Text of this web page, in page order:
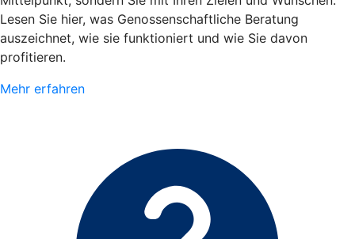
Lesen Sie hier, was Genossenschaftliche Beratung
auszeichnet, wie sie funktioniert und wie Sie davon
profitieren.
Mehr erfahren